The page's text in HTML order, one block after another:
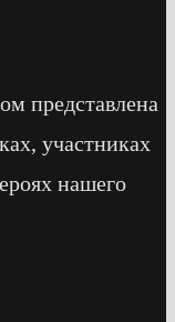
представлена
участниках
нашего